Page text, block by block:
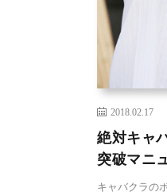
2018.02.17
絶対キャ
突破マニ
キャバクラの